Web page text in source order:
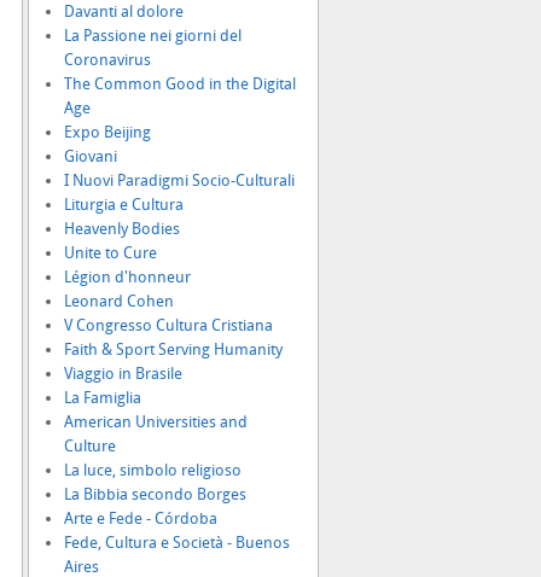
Davanti al dolore
La Passione nei giorni del
Coronavirus
The Common Good in the Digital
Age
Expo Beijing
Giovani
I Nuovi Paradigmi Socio-Culturali
Liturgia e Cultura
Heavenly Bodies
Unite to Cure
Légion d'honneur
Leonard Cohen
V Congresso Cultura Cristiana
Faith & Sport Serving Humanity
Viaggio in Brasile
La Famiglia
American Universities and
Culture
La luce, simbolo religioso
La Bibbia secondo Borges
Arte e Fede - Córdoba
Fede, Cultura e Società - Buenos
Aires